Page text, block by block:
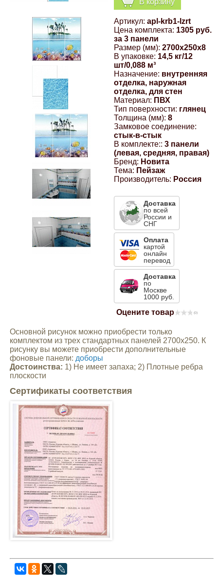
Артикул: apl-krb1-lzrt
Цена комплекта: 1305 руб.
за 3 панели
Размер (мм): 2700x250x8
В упаковке: 14,5 кг/12
шт/0,088 м³
Назначение: внутренняя
отделка, наружная
отделка, для стен
Материал: ПВХ
Тип поверхности: глянец
Толщина (мм): 8
Замковое соединение:
стык-в-стык
В комплекте:: 3 панели
(левая, средняя, правая)
Бренд: Новита
Тема: Пейзаж
Производитель: Россия
Доставка
по всей
России и
СНГ
Оплата
картой
онлайн
перевод
Доставка
по
Москве
1000 руб.
Оцените товар (0)
Основной рисунок можно приобрести только
комплектом из трех стандартных панелей 2700х250. К
рисунку вы можете приобрести дополнительные
фоновые панели: доборы
Достоинства: 1) Не имеет запаха; 2) Плотные ребра
плоскости
Сертификаты соответствия
Компрессионные фитинги Poliext
Hyundai
Mitsubishi
Toyota
Volkswagen
УАЗ
Дополнительные товары
Флуоресцентные краски
Шпатлевки, штукатурки
Эмали универсальные акриловые
Грунтовки, защитные лаки
Магнитные панели на холодильник